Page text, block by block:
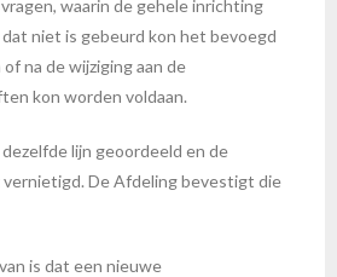
waarin de gehele inrichting
niet is gebeurd kon het bevoegd
na de wijziging aan de
kon worden voldaan.
lijn geoordeeld en de
De Afdeling bevestigt die
is dat een nieuwe